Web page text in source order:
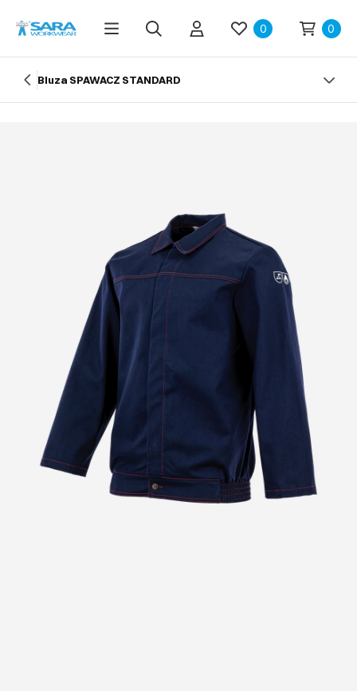
0 0
Bluza SPAWACZ STANDARD